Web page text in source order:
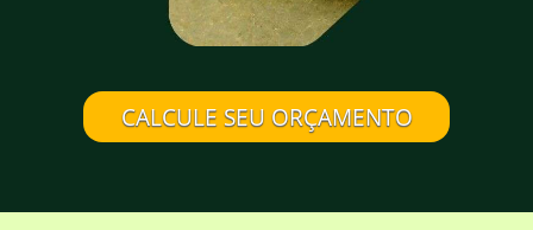
CALCULE SEU ORÇAMENTO